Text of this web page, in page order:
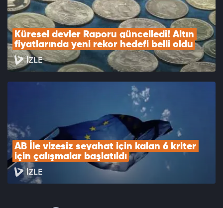
Küresel devler Raporu güncelledi! Altın
fiyatlarında yeni rekor hedefi belli oldu
İZLE
AB İle vizesiz seyahat için kalan 6 kriter
için çalışmalar başlatıldı
İZLE